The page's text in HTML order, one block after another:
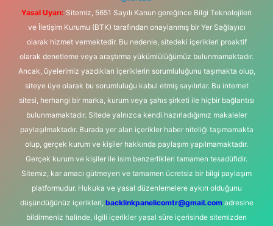
Yasal Uyarı: Sitemiz, 5651 Sayılı Kanun gereğince Bilgi Teknolojileri
ve İletişim Kurumu (BTK) tarafından onaylanmış bir Yer Sağlayıcı
olarak hizmet vermektedir. Bu nedenle, sitedeki içerikleri proaktif
olarak denetleme veya araştırma yükümlülüğümüz bulunmamaktadır.
Ancak, üyelerimiz yazdıkları içeriklerin sorumluluğunu taşımakta olup,
siteye üye olarak bu sorumluluğu kabul etmiş sayılırlar. Bu internet
sitesi, herhangi bir marka, kurum veya şahıs şirketi ile hiçbir bağlantısı
bulunmamaktadır. Sitede yalnızca kendi hazırladığımız makaleler
paylaşılmaktadır. Burada yer alan içerikler haber niteliği taşımamakta
olup, gerçek kurum ve kişiler hakkında paylaşım yapılmamaktadır.
Gerçek kurum ve kişiler ile isim benzerlikleri tamamen tesadüfidir.
Sitemiz, kar amacı gütmeyen ve tamamen ücretsiz bir bilgi paylaşım
platformudur. Hukuka ve yasal düzenlemelere aykırı olduğunu
düşündüğünüz içerikleri, backlinkpanelicomtr@gmail.comadresine
bildirmeniz halinde, ilgili içerikler yasal süre içerisinde sitemizden